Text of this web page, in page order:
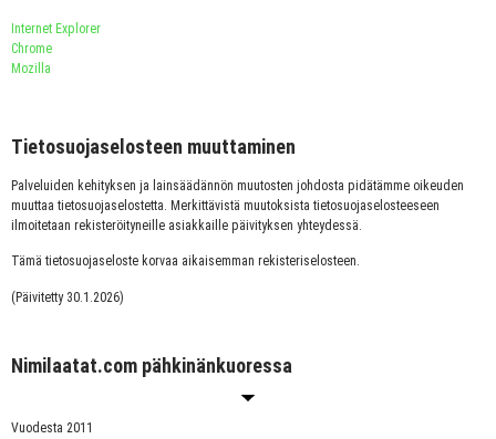
Internet Explorer
Chrome
Mozilla
Tietosuojaselosteen muuttaminen
Palveluiden kehityksen ja lainsäädännön muutosten johdosta pidätämme oikeuden
muuttaa tietosuojaselostetta. Merkittävistä muutoksista tietosuojaselosteeseen
ilmoitetaan rekisteröityneille asiakkaille päivityksen yhteydessä.
Tämä tietosuojaseloste korvaa aikaisemman rekisteriselosteen.
(Päivitetty 30.1.2026)
Nimilaatat.com pähkinänkuoressa
Vuodesta 2011